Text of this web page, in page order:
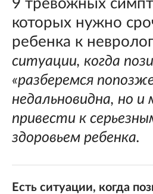
9 тревожных
которых нужно
ребенка к
ситуации, когда
«разберемся
недальновидна, но
привести к
здоровьем ребенка.
Есть ситуации, когда